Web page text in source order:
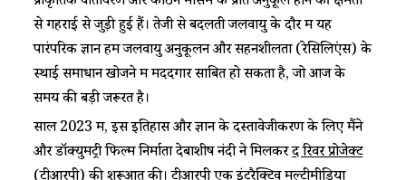
से गहराई से जुड़ी हुई हैं। तेजी से बदलती जलवायु के दौर में यह
पारंपरिक ज्ञान हमें जलवायु अनुकूलन और सहनशीलता (रेसिलिएंस) के
स्थाई समाधान खोजने में मददगार साबित हो सकता है, जो आज के
समय की बड़ी जरूरत है।
साल 2023 में, इस इतिहास और ज्ञान के दस्तावेजीकरण के लिए मैंने
और डॉक्युमेंट्री फिल्म निर्माता देबाशीष नंदी ने मिलकरद रिवर प्रोजेक्ट